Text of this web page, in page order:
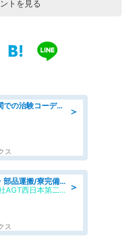
トを見る
＞
「土日祝休み」医療機関での治験コーディネーターのお仕事/看護師
ス
＞
自動車製品の機械加工・部品運搬/寮完備/日払い/工場・製造
UTエージェント株式会社AGT西日本第二CU
ス